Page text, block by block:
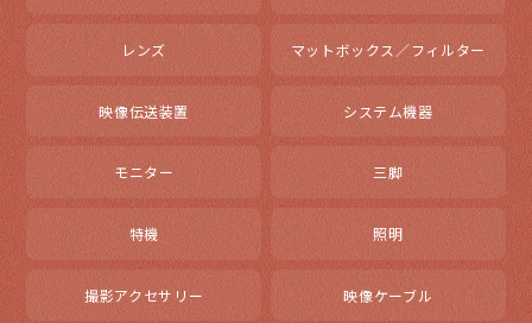
レンズ マットボックス／フィルター
映像伝送装置 システム機器
モニター 三脚
特機 照明
撮影アクセサリー 映像ケーブル